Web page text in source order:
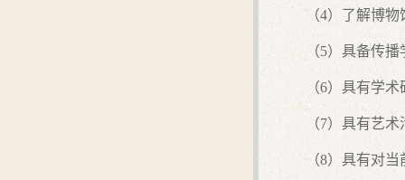
（4）了解博物
（5）具备传
（6）具有学
（7）具有艺
（8）具有对当